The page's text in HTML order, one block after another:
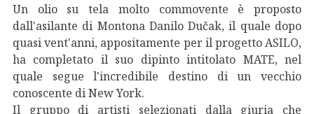
Un olio su tela molto commovente è proposto
dall'asilante di Montona Danilo Dučak, il quale dopo
quasi vent'anni, appositamente per il progetto ASILO,
ha completato il suo dipinto intitolato MATE, nel
quale segue l'incredibile destino di un vecchio
conoscente di New York.
Il gruppo di artisti selezionati dalla giuria che